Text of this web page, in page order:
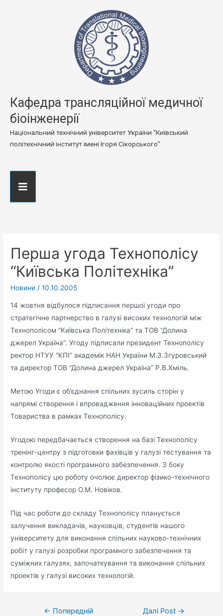
Кафедра трансляційної медичної
біоінженерії
Національний технічний університет України “Київський
політехнічний інститут імені Ігоря Сікорського”
Перша угода Технополісу
“Київська Політехніка”
Новини /10.10.2005
14 жовтня відбулося підписання першої угоди про
стратегічне партнерство в галузі високих технологій між
Технополісом “Київська Політехніка” та ТОВ “Долина
джерел Україна”. Угоду підписали президент Технополісу
ректор НТУУ “КПІ” академік НАН України М.З.Згуровський
та директор ТОВ “Долина джерел Україна” Р.В.Хміль.
Метою Угоди є об’єднання спільних зусиль сторін у
напрямі створення і впровадження інноваційних проектів
Товариства в рамках Технополісу.
Угодою передбачається створення на базі Технополісу
тренінг-центру з підготовки фахівців у галузі тестування та
контролю якості програмного забезпечення. З боку
Технополісу цю роботу очолює директор фізико-технічного
інституту професор О.М. Новіков.
Під час роботи до складу Технополісу планується
залучення викладачів, науковців, студентів нашого
університету для виконання спільних науково-технічних
робіт у галузі розробки програмного забезпечення та
суміжних галузях, започаткування та виконання спільних
проектів у галузі високих технологій.
← Попередній
Далі Post →